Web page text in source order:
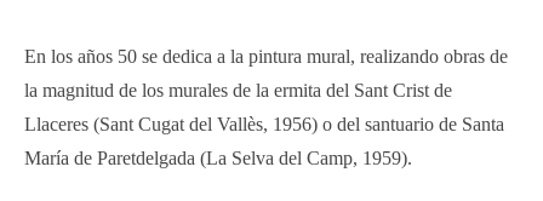
En los años 50 se dedica a la pintura mural, realizando obras de
la magnitud de los murales de la ermita del Sant Crist de
Llaceres (Sant Cugat del Vallès, 1956) o del santuario de Santa
María de Paretdelgada (La Selva del Camp, 1959).